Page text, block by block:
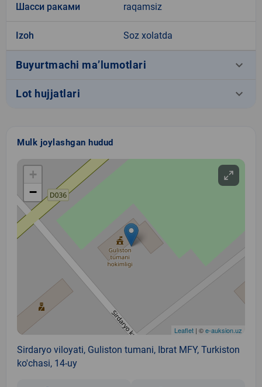
Шасси раками raqamsiz
Izoh Soz xolatda
Buyurtmachi ma’lumotlari keyboard_arrow_down
Lot hujjatlari keyboard_arrow_down
Mulk joylashgan hudud
+
−
Leaflet | ©e-auksion.uz
Sirdaryo viloyati, Guliston tumani, Ibrat MFY, Turkiston
ko'chasi, 14-uy